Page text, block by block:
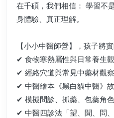
在千碩，我們相信： 學習不
身體驗、真正理解。
【小小中醫師營】，孩子將
✔ 食物寒熱屬性與日常養生
✔ 經絡穴道與常見中藥材觀察
✔ 中醫繪本《黑白貓中醫》
✔ 模擬問診、抓藥、包藥角
✔ 中醫四診法「望、聞、問